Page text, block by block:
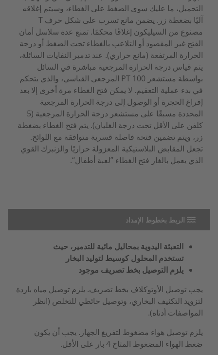
التحميل، ما عليك سوى الضغط على الغطاء، وسيتم إغلاقه
آليًا بضغطة زر. يضمن مانع تسرب على شكل حرف T
مصنوع من السيليكون إغلاقًا محكمًا. تمنع عدة سلاسل أمان
الفتح غير المقصود أو التلاعب بالغطاء تحت الضغط أو درجة
الحرارة المرتفعة (مانع حراري). عند تدمير النفايات السائلة،
يتم قياس درجة الحرارة المرجعية مباشرة في السائل
بواسطة مستشعر PT 100 المرجعي القياسي، والذي يتحكم
في بدء عملية التعقيم. لا يمكن فتح الغطاء مرة أخرى إلا بعد
إفراغ الحجرة أو الوصول إلى درجة الحرارة المرجعية
المحددة مسبقًا على مستشعر درجة الحرارة المرجعية (5
كلفن على الأقل تحت درجة الغليان). يتم فتح الغطاء بضغطة
زر، ويتم تضمين فتحة فاصلة قسرية متوافقة مع اللوائح.
تجعل المقابض البلاستيكية المعزولة حراريًا والزنبرك القوي
الذي يعمل بالغاز فتح الغطاء ”لعبة أطفال“.
الربط بخطوط الإمداد
التعبئة اليدوية بمحاليل مائية للتدمير، حيث
تستخدم المحلول كوسيط لتوليد البخار
يلزم التوصيل بخط تصريف موجود
يجب توصيل الأوتوكلاف بخط تصريف. يلزم توصيل مياه باردة
لتزويد التكثيف البخاري، وتوصيل حائطي للتخلص (انظر
المواصفات أدناه).
يلزم توصيل هواء مضغوط لتفريغ الجهاز. يجب أن يكون
ضغط الهواء المضغوط المتاح 4 بار على الأقل.